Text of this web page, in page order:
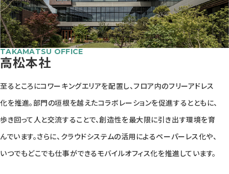
TAKAMATSU OFFICE
高松本社
至るところにコワーキングエリアを配置し、フロア内のフリーアドレス
化を推進。部門の垣根を越えたコラボレーションを促進するとともに、
歩き回って人と交流することで、創造性を最大限に引き出す環境を育
んでいます。さらに、クラウドシステムの活用によるペーパーレス化や、
いつでもどこでも仕事ができるモバイルオフィス化を推進しています。